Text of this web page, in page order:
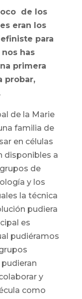
de los
eran los
para
has
primera
probar,
de la Marie
familia de
en células
disponibles a
de
y los
la técnica
pudiera
es
pudiéramos
y
como